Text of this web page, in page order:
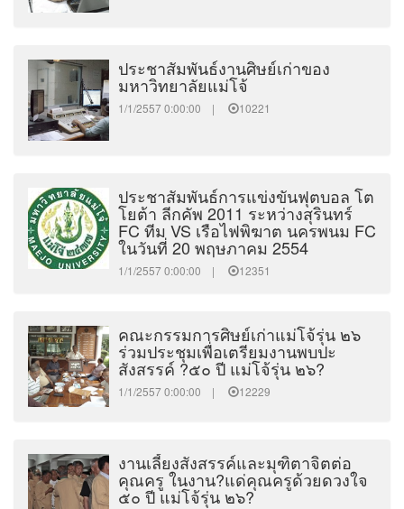
ประชาสัมพันธ์งานศิษย์เก่าของ
มหาวิทยาลัยแม่โจ้
1/1/2557 0:00:00 | 10221
ประชาสัมพันธ์การแข่งขันฟุตบอล โต
โยต้า ลีกคัพ 2011 ระหว่างสุรินทร์
FC ทีม VS เรือไฟพิฆาต นครพนม FC
ในวันที่ 20 พฤษภาคม 2554
1/1/2557 0:00:00 | 12351
คณะกรรมการศิษย์เก่าแม่โจ้รุ่น ๒๖
ร่วมประชุมเพื่อเตรียมงานพบปะ
สังสรรค์ ?๕๐ ปี แม่โจ้รุ่น ๒๖?
1/1/2557 0:00:00 | 12229
งานเลี้ยงสังสรรค์และมุฑิตาจิตต่อ
คุณครู ในงาน?แด่คุณครูด้วยดวงใจ
๕๐ ปี แม่โจ้รุ่น ๒๖?